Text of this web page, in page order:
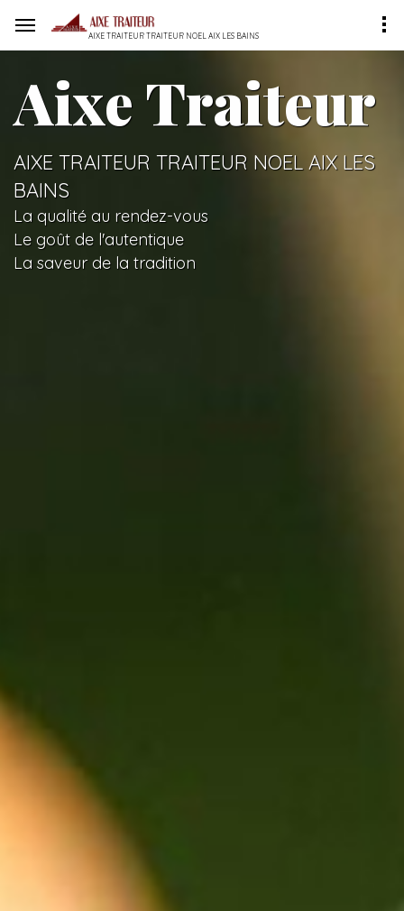
AIXE TRAITEUR TRAITEUR NOEL AIX LES BAINS
Aixe Traiteur
AIXE TRAITEUR TRAITEUR NOEL AIX LES
BAINS
La qualité au rendez-vous
Le goût de l'autentique
La saveur de la tradition